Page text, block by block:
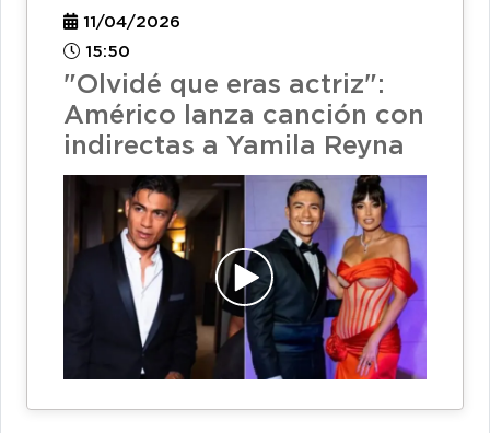
11/04/2026
15:50
"Olvidé que eras actriz":
Américo lanza canción con
indirectas a Yamila Reyna